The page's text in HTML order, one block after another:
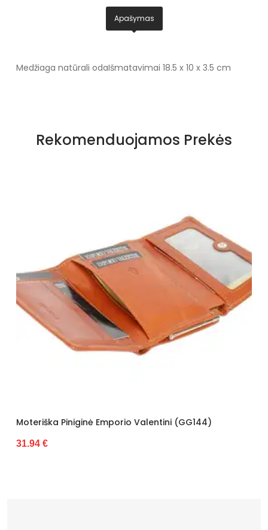
Apašymas
Medžiaga natūrali odaIšmatavimai 18.5 x 10 x 3.5 cm
Rekomenduojamos Prekės
Valentini (GG144) Moteriška Piniginė